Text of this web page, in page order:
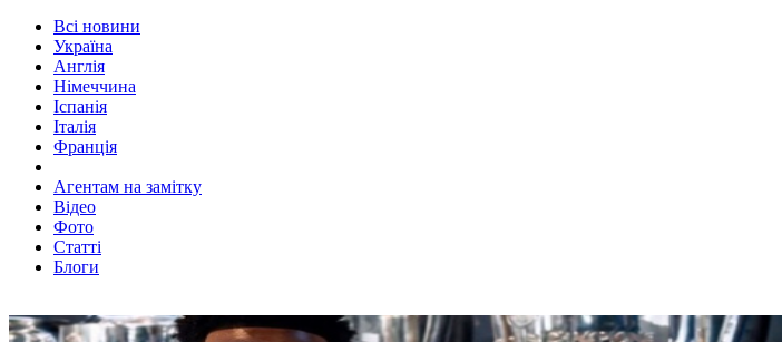
Всі новини
Україна
Англія
Німеччина
Іспанія
Італія
Франція
Агентам на замітку
Відео
Фото
Статті
Блоги